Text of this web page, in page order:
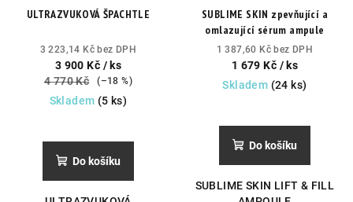
ULTRAZVUKOVÁ ŠPACHTLE
3 223,14 Kč bez DPH
3 900 Kč / ks
4 770 Kč
(–18 %)
Skladem (5 ks)
Do košíku
SUBLIME SKIN zpevňující a
omlazující sérum ampule
1 387,60 Kč bez DPH
1 679 Kč / ks
Skladem (24 ks)
Do košíku
SUBLIME SKIN LIFT & FILL